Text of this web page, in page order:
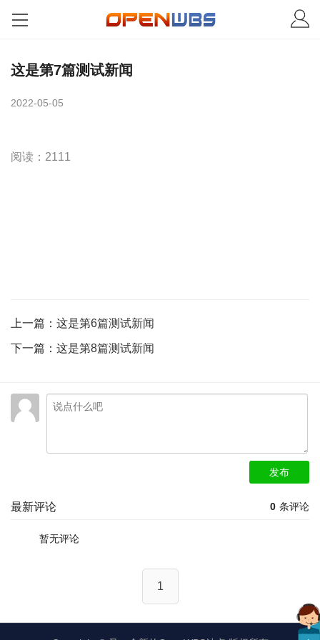
这是第7篇测试新闻
2022-05-05
阅读：2111
上一篇： 这是第6篇测试新闻
下一篇： 这是第8篇测试新闻
发布
0 条评论
最新评论
暂无评论
1